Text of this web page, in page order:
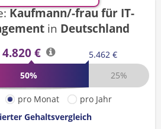
Kaufmann/-frau für IT-
in Deutschland
4.820 €
5.462 €
50% 25%
pro Monat
pro Jahr
Gehaltsvergleich